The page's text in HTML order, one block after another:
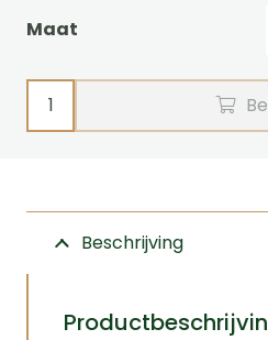
Maat
Marathon
panieksluiting
Beschrijving